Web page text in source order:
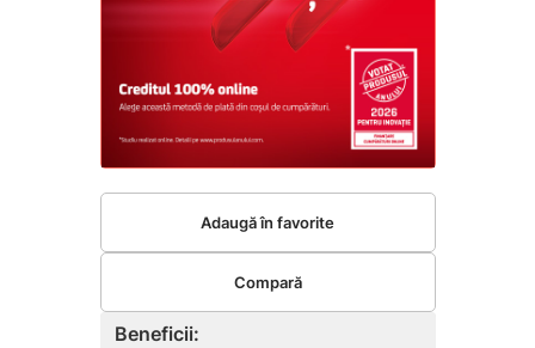
Beneficii:
Adaugă în favorite
Compară